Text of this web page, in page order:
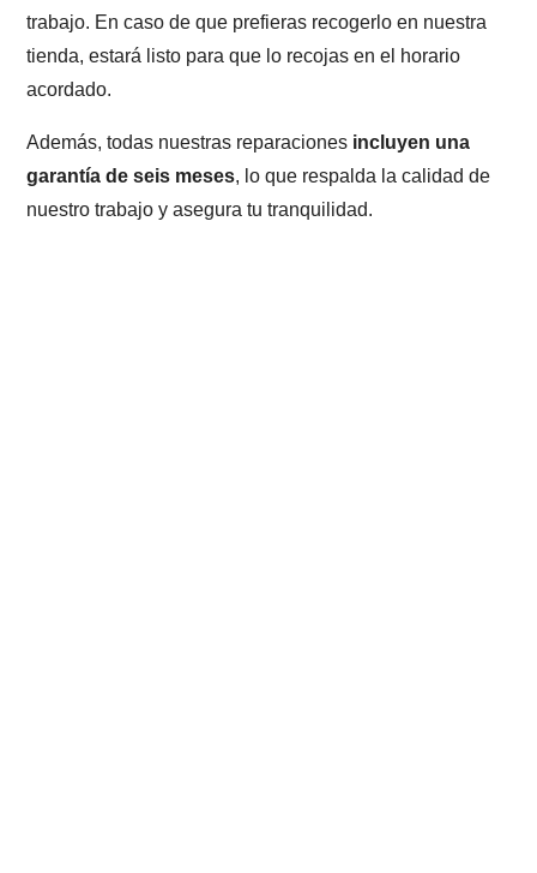
trabajo. En caso de que prefieras recogerlo en nuestra
tienda, estará listo para que lo recojas en el horario
acordado.
Además, todas nuestras reparaciones incluyen una
garantía de seis meses, lo que respalda la calidad de
nuestro trabajo y asegura tu tranquilidad.